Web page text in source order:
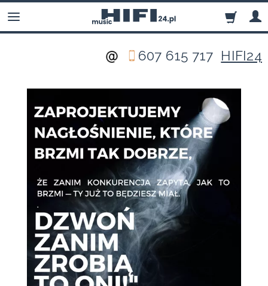
607 615 717 HIFI24